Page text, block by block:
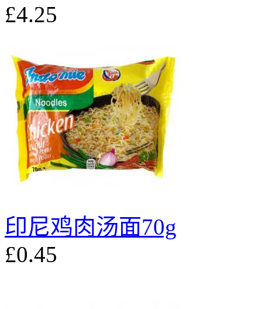
£4.25
印尼鸡肉汤面70g
£0.45